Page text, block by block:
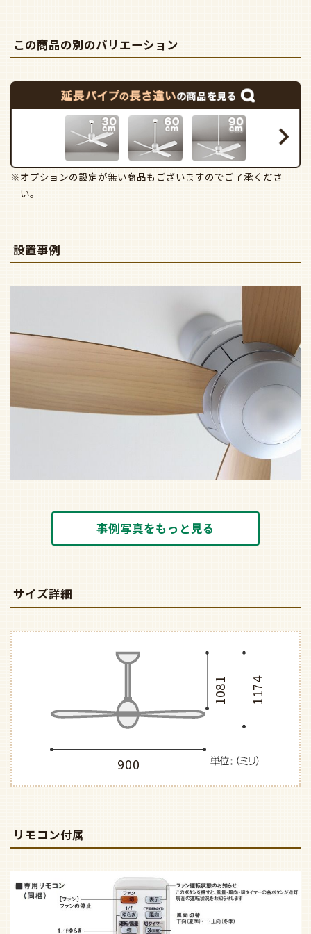
この商品の別のバリエーション
※オプションの設定が無い商品もございますのでご了承くださ
い。
設置事例
事例写真をもっと見る
サイズ詳細
900
1174
1081
リモコン付属